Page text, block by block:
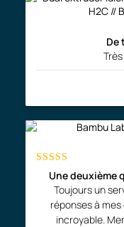
De
Rated5out
of 5Une deuxième
Toujours un
réponses à
incroyable. Merci à fila3D de m'avoir permis de